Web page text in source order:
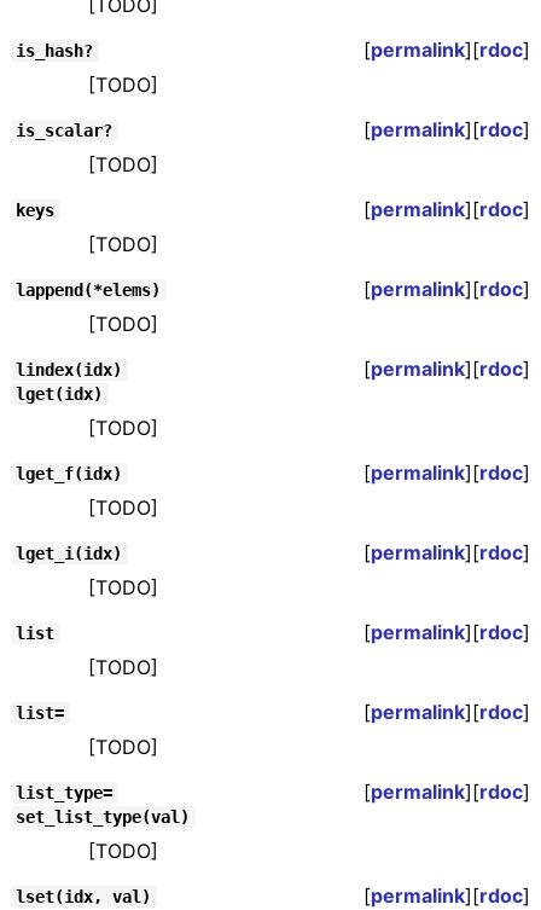
[TODO]
is_hash? [permalink][rdoc]
[TODO]
is_scalar? [permalink][rdoc]
[TODO]
keys [permalink][rdoc]
[TODO]
lappend(*elems) [permalink][rdoc]
[TODO]
lindex(idx) [permalink][rdoc]
lget(idx)
[TODO]
lget_f(idx) [permalink][rdoc]
[TODO]
lget_i(idx) [permalink][rdoc]
[TODO]
list [permalink][rdoc]
[TODO]
list= [permalink][rdoc]
[TODO]
list_type= [permalink][rdoc]
set_list_type(val)
[TODO]
lset(idx, val) [permalink][rdoc]